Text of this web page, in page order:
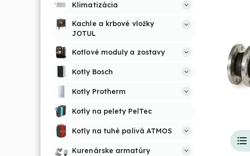
Klimatizácia
Kachle a krbové vložky
JOTUL
Kotlové moduly a zostavy
Kotly Bosch
Kotly Protherm
Kotly na pelety PelTec
Kotly na tuhé palivá ATMOS
Kurenárske armatúry